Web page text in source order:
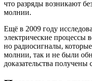
что разряды возникают
молнии.
Ещё в 2009 году
электрические процессы
но радиосигналы,
молнии, так и не были
доказательства